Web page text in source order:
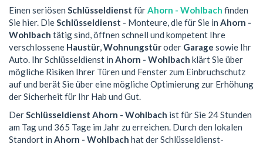
Einen seriösen Schlüsseldienst fürAhorn - Wohlbach finden
Sie hier. DieSchlüsseldienst - Monteure, die für Sie in Ahorn -
Wohlbach tätig sind, öffnen schnell und kompetent Ihre
verschlossene Haustür,Wohnungstüroder Garage sowie Ihr
Auto. Ihr Schlüsseldienst in Ahorn - Wohlbach klärt Sie über
mögliche Risiken Ihrer Türen und Fenster zum Einbruchschutz
auf und berät Sie über eine mögliche Optimierung zur Erhöhung
der Sicherheit für Ihr Hab und Gut.
DerSchlüsseldienst Ahorn - Wohlbach ist für Sie 24 Stunden
am Tag und 365 Tage im Jahr zu erreichen. Durch den lokalen
Standort in Ahorn - Wohlbach hat der Schlüsseldienst-